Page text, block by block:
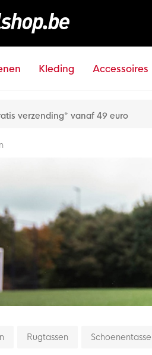
Kleding Accessoires
verzending* vanaf 49 euro
Rugtassen